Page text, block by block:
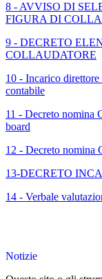
8 - AVVISO DI
FIGURA DI
9 - DECRETO
COLLAUDATORE
10 - Incarico
contabile
11 - Decreto
board
12 - Decreto nomina
13-DECRETO
14 - Verbale
Notizie